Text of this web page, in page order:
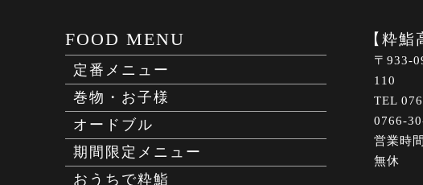
FOOD MENU
定番メニュー
巻物・お子様
オードブル
期間限定メニュー
おうちで粋鮨
【粋鮨
〒933-
110
TEL
0766-
営業時
無休